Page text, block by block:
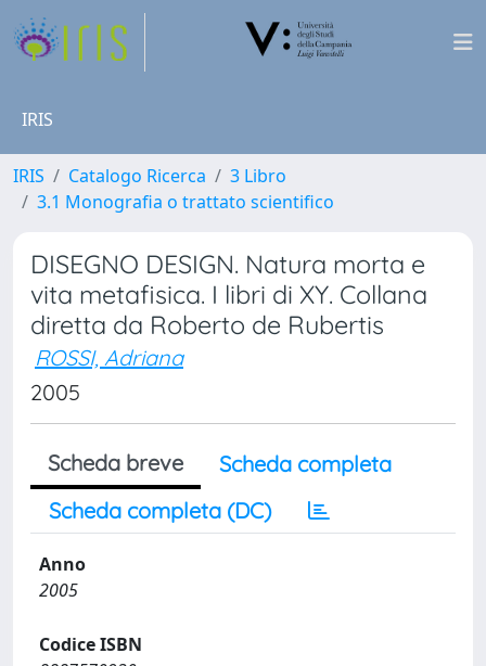
IRIS
IRIS Catalogo Ricerca
3 Libro
3.1 Monografia o trattato scientifico
DISEGNO DESIGN. Natura morta e
vita metafisica. I libri di XY. Collana
diretta da Roberto de Rubertis
ROSSI, Adriana
2005
Scheda breve
Scheda completa
Scheda completa (DC)
Anno
2005
Codice ISBN